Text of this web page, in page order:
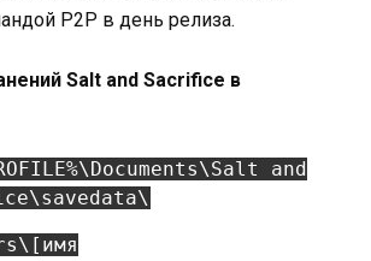
P2P в день релиза.
Salt and Sacrifice в
and